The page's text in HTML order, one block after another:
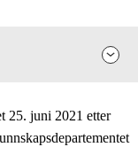
25. juni 2021 etter